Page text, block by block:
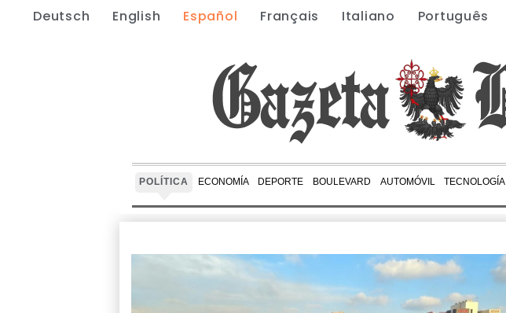
Deutsch English Español Français Italiano Português
POLÍTICA ECONOMÍA DEPORTE BOULEVARD AUTOMÓVIL TECNOLOGÍA